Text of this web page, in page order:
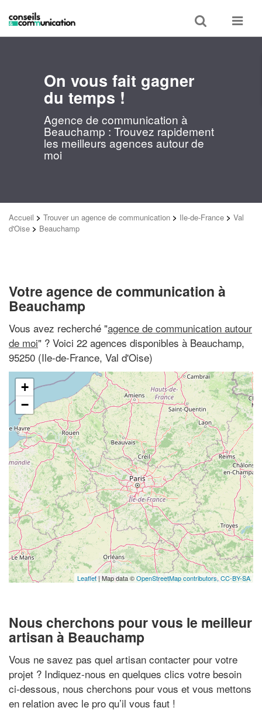
Toggle
search
Toggle
On vous fait gagner
du temps !
Agence de communication à
Beauchamp : Trouvez rapidement
les meilleurs agences autour de
moi
Accueil > Trouver un agence de communication > Ile-de-France > Val
d'Oise > Beauchamp
Votre agence de communication à
Beauchamp
Vous avez recherché "agence de communication autour
de moi" ? Voici 22 agences disponibles à Beauchamp,
95250 (Ile-de-France, Val d'Oise)
+
−
Leaflet| Map data ©OpenStreetMap contributors,CC-BY-SA
Nous cherchons pour vous le meilleur
artisan à Beauchamp
Vous ne savez pas quel artisan contacter pour votre
projet ? Indiquez-nous en quelques clics votre besoin
ci-dessous, nous cherchons pour vous et vous mettons
en relation avec le pro qu’il vous faut !